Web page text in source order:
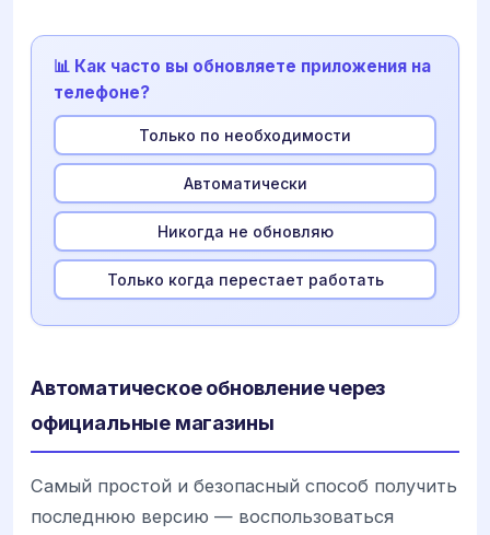
📊 Как часто вы обновляете приложения на
телефоне?
Только по необходимости
Автоматически
Никогда не обновляю
Только когда перестает работать
Автоматическое обновление через
официальные магазины
Самый простой и безопасный способ получить
последнюю версию — воспользоваться